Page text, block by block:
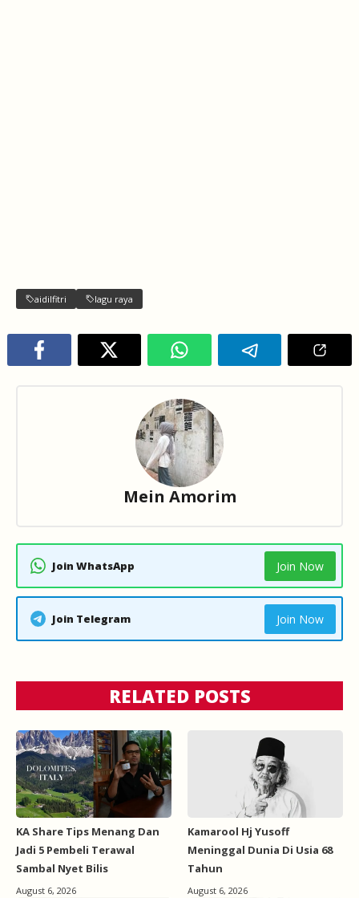
aidilfitri lagu raya
Mein Amorim
Join WhatsApp Join Now
Join Telegram Join Now
RELATED POSTS
KA Share Tips Menang Dan
Jadi 5 Pembeli Terawal
Sambal Nyet Bilis
August 6, 2026
Kamarool Hj Yusoff
Meninggal Dunia Di Usia 68
Tahun
August 6, 2026